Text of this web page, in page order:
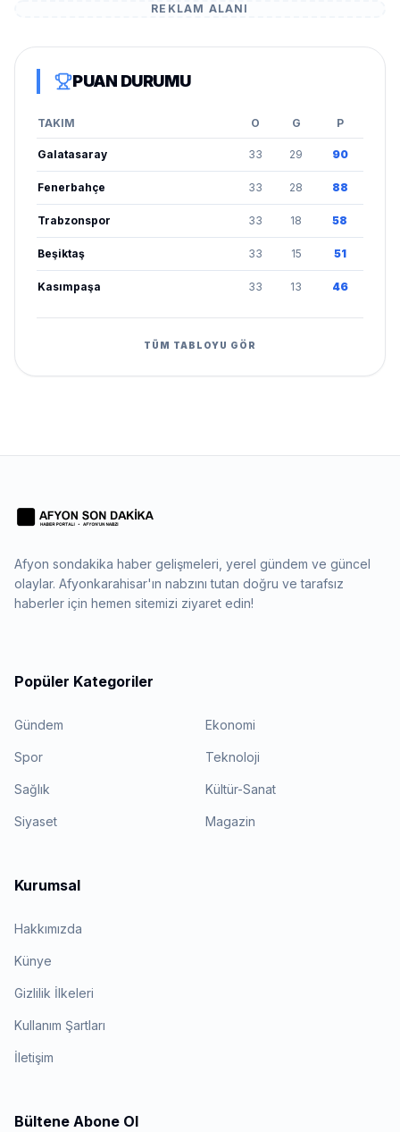
REKLAM ALANI
PUAN DURUMU
TAKIM O G P
Galatasaray 33 29 90
Fenerbahçe 33 28 88
Trabzonspor 33 18 58
Beşiktaş 33 15 51
Kasımpaşa 33 13 46
TÜM TABLOYU GÖR
Afyon sondakika haber gelişmeleri, yerel gündem ve güncel
olaylar. Afyonkarahisar'ın nabzını tutan doğru ve tarafsız
haberler için hemen sitemizi ziyaret edin!
Popüler Kategoriler
Gündem Ekonomi
Spor Teknoloji
Sağlık Kültür-Sanat
Siyaset Magazin
Kurumsal
Hakkımızda
Künye
Gizlilik İlkeleri
Kullanım Şartları
İletişim
Bültene Abone Ol